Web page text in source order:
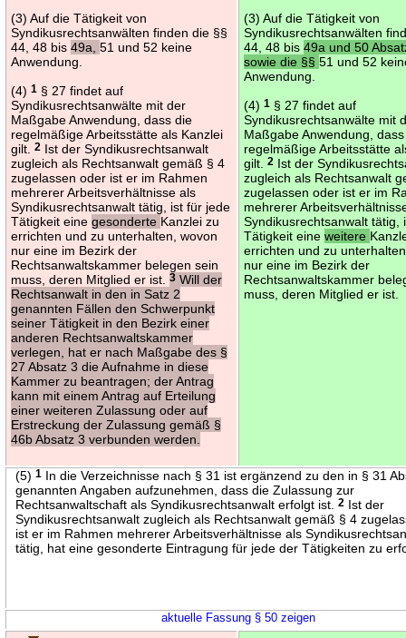
(3) Auf die Tätigkeit von
Syndikusrechtsanwälten finden die §§
44, 48 bis49a,51 und 52 keine
Anwendung.
(4)1 § 27 findet auf
Syndikusrechtsanwälte mit der
Maßgabe Anwendung, dass die
regelmäßige Arbeitsstätte als Kanzlei
gilt.2 Ist der Syndikusrechtsanwalt
zugleich als Rechtsanwalt gemäß § 4
zugelassen oder ist er im Rahmen
mehrerer Arbeitsverhältnisse als
Syndikusrechtsanwalt tätig, ist für jede
Tätigkeit einegesonderte Kanzlei zu
errichten und zu unterhalten, wovon
nur eine im Bezirk der
Rechtsanwaltskammer belegen sein
muss, deren Mitglied er ist.3 Will der
Rechtsanwalt in den in Satz 2
genannten Fällen den Schwerpunkt
seiner Tätigkeit in den Bezirk einer
anderen Rechtsanwaltskammer
verlegen, hat er nach Maßgabe des §
27 Absatz 3 die Aufnahme in diese
Kammer zu beantragen; der Antrag
kann mit einem Antrag auf Erteilung
einer weiteren Zulassung oder auf
Erstreckung der Zulassung gemäß §
46b Absatz 3 verbunden werden.
(3) Auf die Tätigkeit von
Syndikusrechtsanwälten
44, 48 bis49a und 50
sowie die §§51 und 52
Anwendung.
(4)1 § 27 findet auf
Syndikusrechtsanwälte mit
Maßgabe Anwendung,
regelmäßige Arbeitsstätte
gilt.2 Ist der
zugleich als Rechtsanwalt
zugelassen oder ist er im
mehrerer
Syndikusrechtsanwalt tätig,
Tätigkeit eineweitere
errichten und zu
nur eine im Bezirk der
Rechtsanwaltskammer
muss, deren Mitglied er ist.
(5)1 In die Verzeichnisse nach § 31 ist ergänzend zu den in § 31
genannten Angaben aufzunehmen, dass die Zulassung zur
Rechtsanwaltschaft als Syndikusrechtsanwalt erfolgt ist.2 Ist der
Syndikusrechtsanwalt zugleich als Rechtsanwalt gemäß § 4
ist er im Rahmen mehrerer Arbeitsverhältnisse als
tätig, hat eine gesonderte Eintragung für jede der Tätigkeiten zu
aktuelle Fassung § 50 zeigen